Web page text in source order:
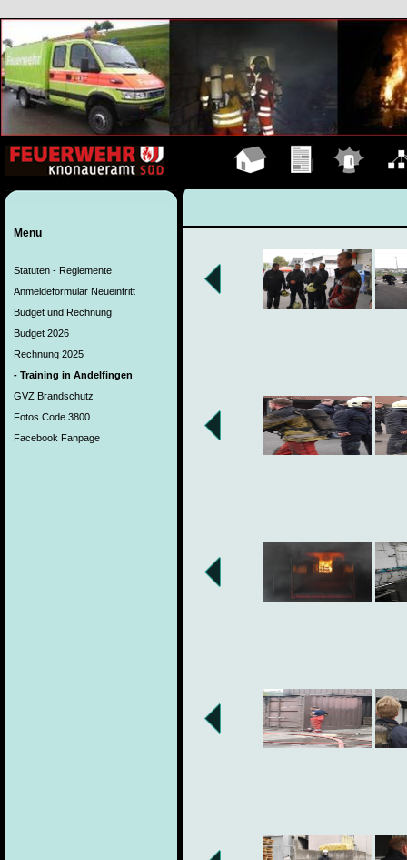
Menu
Statuten - Reglemente
Anmeldeformular Neueintritt
Budget und Rechnung
Budget 2026
Rechnung 2025
- Training in Andelfingen
GVZ Brandschutz
Fotos Code 3800
Facebook Fanpage